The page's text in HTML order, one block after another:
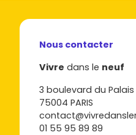
Nous contacter
Vivre dans le neuf
3 boulevard du Palais
75004 PARIS
01 55 95 89 89